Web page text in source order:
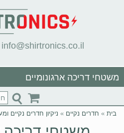
info@shirtronics.co.il
משטחי דריכה ארגונומיים
בית » חדרים נקיים » ניקיון חדרים נקיים